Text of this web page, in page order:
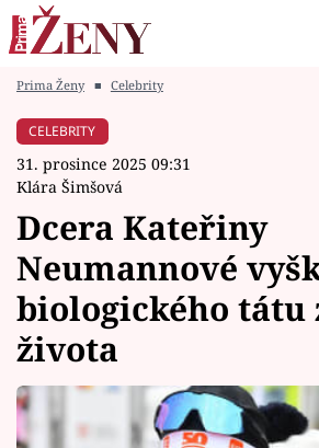
Módní alarm
Témata
Celebrity
Vztahy
Seriály
Prima Ženy ■ Celebrity
CELEBRITY
31. prosince 2025 09:31
Klára Šimšová
Dcera Kateřiny
Neumannové
biologického tátu
života